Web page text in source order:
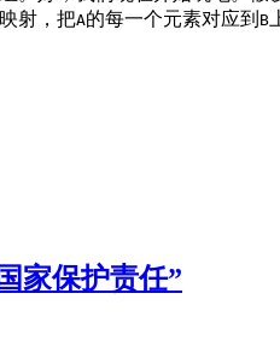
射，把A的每一个元素对应到 B
家保护责任”